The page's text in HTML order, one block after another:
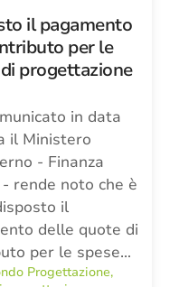
il pagamento
per le
progettazione
in data
il Ministero
- Finanza
rende noto che è
il
delle quote di
per le spese…
Progettazione,